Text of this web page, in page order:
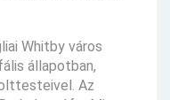
Whitby város
állapotban,
Az